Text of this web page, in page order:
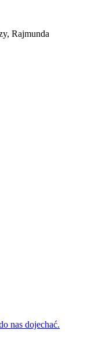
Rajmunda
nas dojechać.